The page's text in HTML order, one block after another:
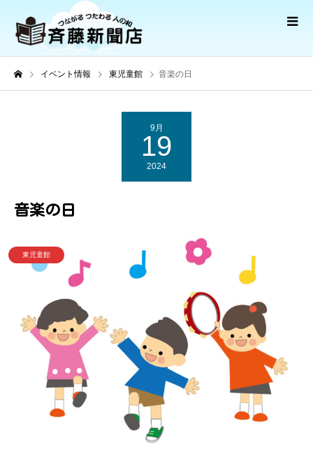
イベント情報 東児童館 音楽の日
9月
19
2024
音楽の日
東児童館